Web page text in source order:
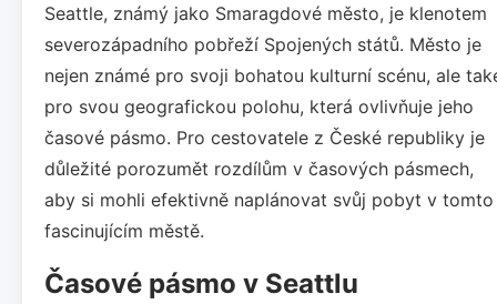
Seattle, známý jako Smaragdové město, je klenotem
severozápadního pobřeží Spojených států. Město je
nejen známé pro svoji bohatou kulturní scénu, ale
pro svou geografickou polohu, která ovlivňuje jeho
časové pásmo. Pro cestovatele z České republiky je
důležité porozumět rozdílům v časových pásmech,
aby si mohli efektivně naplánovat svůj pobyt v tomto
fascinujícím městě.
Časové pásmo v Seattlu